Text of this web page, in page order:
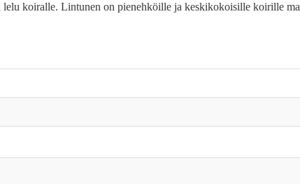
koiralle. Lintunen on pienehköille ja keskikokoisille koirille